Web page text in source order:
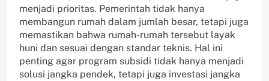
menjadi prioritas. Pemerintah tidak hanya
membangun rumah dalam jumlah besar, tetapi juga
memastikan bahwa rumah-rumah tersebut layak
huni dan sesuai dengan standar teknis. Hal ini
penting agar program subsidi tidak hanya menjadi
solusi jangka pendek, tetapi juga investasi jangka